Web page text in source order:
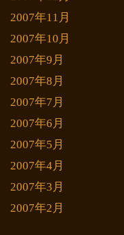
2007年11月
2007年10月
2007年9月
2007年8月
2007年7月
2007年6月
2007年5月
2007年4月
2007年3月
2007年2月